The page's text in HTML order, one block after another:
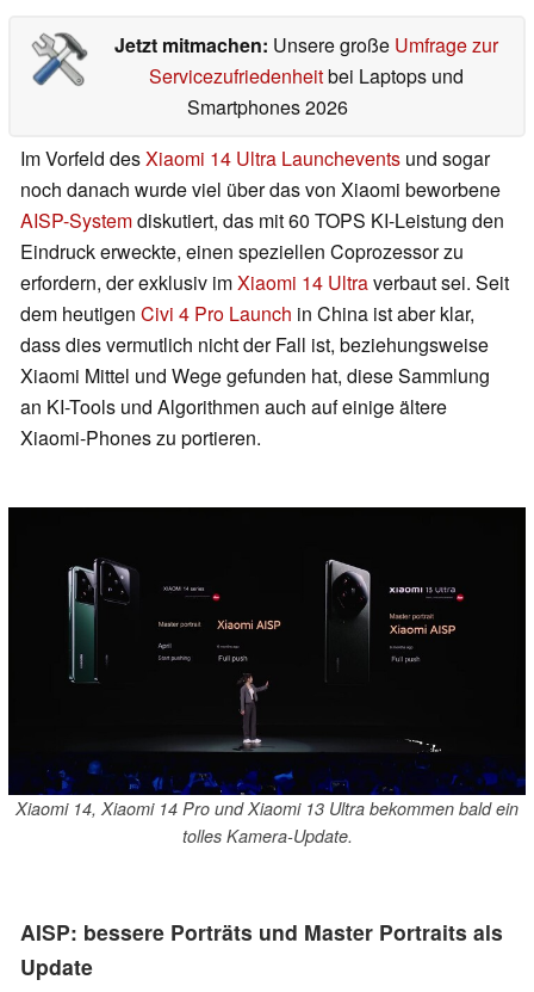
Jetzt mitmachen: Unsere große Umfrage zur
Servicezufriedenheitbei Laptops und
Smartphones 2026
Im Vorfeld desXiaomi 14 Ultra Launchevents und sogar
noch danach wurde viel über das von Xiaomi beworbene
AISP-Systemdiskutiert, das mit 60 TOPS KI-Leistung den
Eindruck erweckte, einen speziellen Coprozessor zu
erfordern, der exklusiv imXiaomi 14 Ultraverbaut sei. Seit
dem heutigen Civi 4 Pro Launch in China ist aber klar,
dass dies vermutlich nicht der Fall ist, beziehungsweise
Xiaomi Mittel und Wege gefunden hat, diese Sammlung
an KI-Tools und Algorithmen auch auf einige ältere
Xiaomi-Phones zu portieren.
Xiaomi 14, Xiaomi 14 Pro und Xiaomi 13 Ultra bekommen bald ein
tolles Kamera-Update.
AISP: bessere Porträts und Master Portraits als
Update